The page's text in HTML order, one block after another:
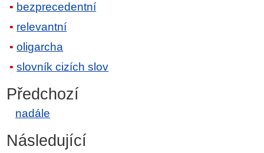
bezprecedentní
relevantní
oligarcha
slovník cizích slov
Předchozí
nadále
Následující